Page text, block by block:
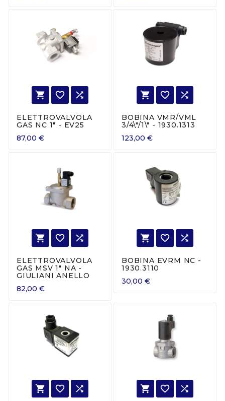
  
ELETTROVALVOLA
GAS NC 1" - EV25
87,00 €
  
BOBINA VMR/VML
3/4\"/1\" - 1930.1313
123,00 €
  
ELETTROVALVOLA
GAS MSV 1" NA -
GIULIANI ANELLO
82,00 €
  
BOBINA EVRM NC -
1930.3110
30,00 €
     